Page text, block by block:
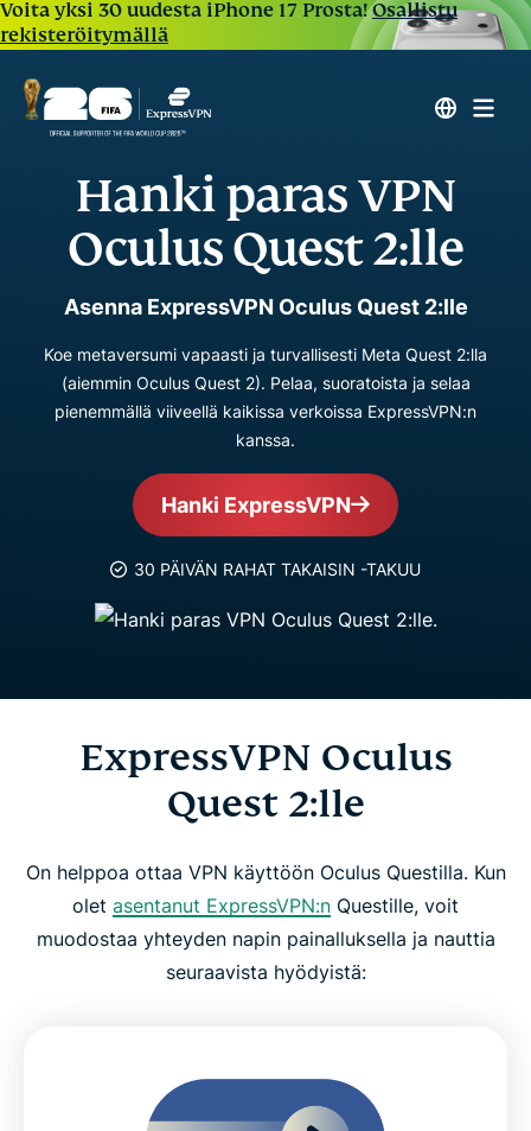
Voita yksi 30 uudesta iPhone 17 Prosta!Osallistu
rekisteröitymällä
Hanki paras VPN
Oculus Quest 2:lle
Asenna ExpressVPN Oculus Quest 2:lle
Koe metaversumi vapaasti ja turvallisesti Meta Quest 2:lla
(aiemmin Oculus Quest 2). Pelaa, suoratoista ja selaa
pienemmällä viiveellä kaikissa verkoissa ExpressVPN:n
kanssa.
Hanki ExpressVPN
30 PÄIVÄN RAHAT TAKAISIN -TAKUU
ExpressVPN Oculus
Quest 2:lle
On helppoa ottaa VPN käyttöön Oculus Questilla. Kun
olet asentanut ExpressVPN:n Questille, voit
muodostaa yhteyden napin painalluksella ja nauttia
seuraavista hyödyistä: